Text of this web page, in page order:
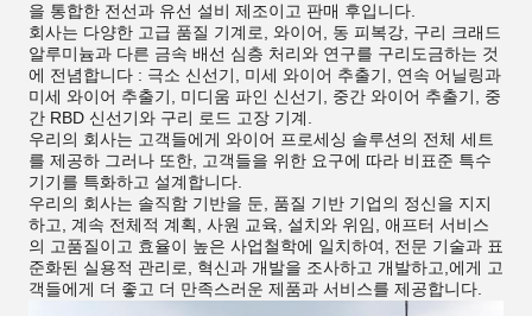
을 통합한 전선과 유선 설비 제조이고 판매 후입니다.
회사는 다양한 고급 품질 기계로, 와이어, 동 피복강, 구리 크래드
알루미늄과 다른 금속 배선 심층 처리와 연구를 구리도금하는 것
에 전념합니다 : 극소 신선기, 미세 와이어 추출기, 연속 어닐링과
미세 와이어 추출기, 미디움 파인 신선기, 중간 와이어 추출기, 중
간 RBD 신선기와 구리 로드 고장 기계.
우리의 회사는 고객들에게 와이어 프로세싱 솔루션의 전체 세트
를 제공하 그러나 또한, 고객들을 위한 요구에 따라 비표준 특수
기기를 특화하고 설계합니다.
우리의 회사는 솔직함 기반을 둔, 품질 기반 기업의 정신을 지지
하고, 계속 전체적 계획, 사원 교육, 설치와 위임, 애프터 서비스
의 고품질이고 효율이 높은 사업철학에 일치하여, 전문 기술과 표
준화된 실용적 관리로, 혁신과 개발을 조사하고 개발하고,에게 고
객들에게 더 좋고 더 만족스러운 제품과 서비스를 제공합니다.